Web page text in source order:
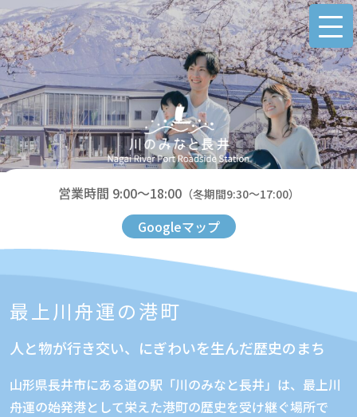
営業時間 9:00～18:00（冬期間9:30～17:00）
Googleマップ
最上川舟運の港町
人と物が行き交い、にぎわいを生んだ歴史のまち
山形県長井市にある道の駅「川のみなと長井」は、 最上川
舟運の始発港として栄えた港町の歴史を受け継ぐ場所で